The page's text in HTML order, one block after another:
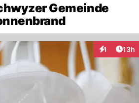
Gemeinde
1 13h